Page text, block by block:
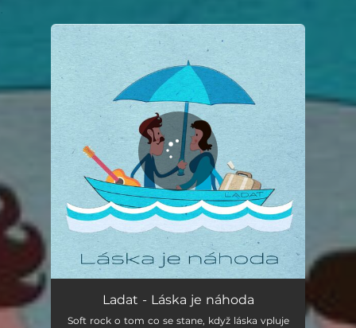
You're all set!
Láska je náhoda
Ladat - Láska je náhoda
Soft rock o tom co se stane, když láska vpluje